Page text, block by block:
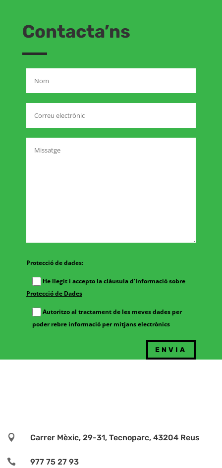
Contacta’ns
Protecció de dades:
He llegit i accepto la clàusula d'Informació sobre
Protecció de Dades
Autoritzo al tractament de les meves dades per
poder rebre informació per mitjans electrònics
 Carrer Mèxic, 29-31, Tecnoparc, 43204 Reus
 977 75 27 93